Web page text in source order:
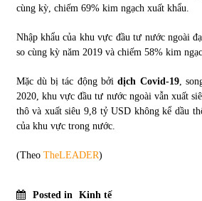
cùng kỳ, chiếm 69% kim ngạch xuất khẩu.
Nhập khẩu của khu vực đầu tư nước ngoài
so cùng kỳ năm 2019 và chiếm 58% kim
Mặc dù bị tác động bởidịch Covid-19,
2020, khu vực đầu tư nước ngoài vẫn xuất
thô và xuất siêu 9,8 tỷ USD không kể dầu
của khu vực trong nước.
(Theo TheLEADER)
Posted in Kinh tế